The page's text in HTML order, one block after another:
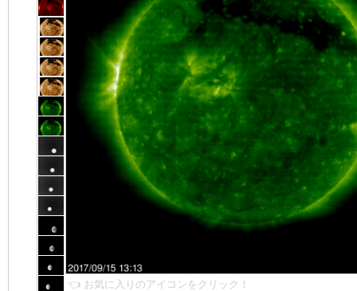
👈 お気に入りのアイコンをクリック！